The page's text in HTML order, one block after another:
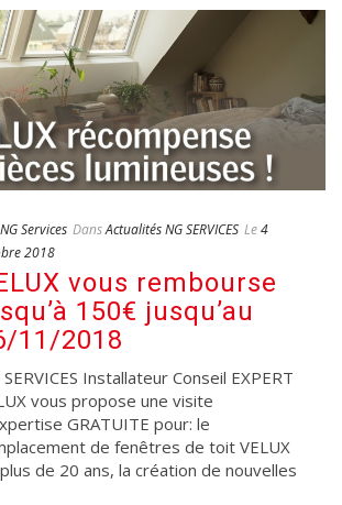
NG Services DansActualités NG SERVICES Le4
2018
vous rembourse
150€ jusqu’au
11/2018
SERVICES Installateur Conseil EXPERT
vous propose une visite
GRATUITE pour: le
de fenêtres de toit VELUX
de 20 ans, la création de nouvelles